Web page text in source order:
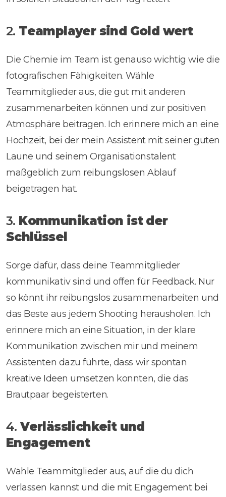
2. Teamplayer sind Gold wert
Die Chemie im Team ist genauso wichtig wie die
fotografischen Fähigkeiten. Wähle
Teammitglieder aus, die gut mit anderen
zusammenarbeiten können und zur positiven
Atmosphäre beitragen. Ich erinnere mich an eine
Hochzeit, bei der mein Assistent mit seiner guten
Laune und seinem Organisationstalent
maßgeblich zum reibungslosen Ablauf
beigetragen hat.
3. Kommunikation ist der
Schlüssel
Sorge dafür, dass deine Teammitglieder
kommunikativ sind und offen für Feedback. Nur
so könnt ihr reibungslos zusammenarbeiten und
das Beste aus jedem Shooting herausholen. Ich
erinnere mich an eine Situation, in der klare
Kommunikation zwischen mir und meinem
Assistenten dazu führte, dass wir spontan
kreative Ideen umsetzen konnten, die das
Brautpaar begeisterten.
4.Verlässlichkeit und
Engagement
Wähle Teammitglieder aus, auf die du dich
verlassen kannst und die mit Engagement bei